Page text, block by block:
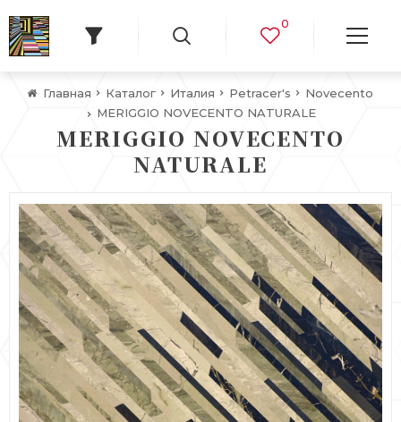
0
Главная Каталог Италия Petracer's
Novecento
MERIGGIO NOVECENTO NATURALE
MERIGGIO NOVECENTO
NATURALE